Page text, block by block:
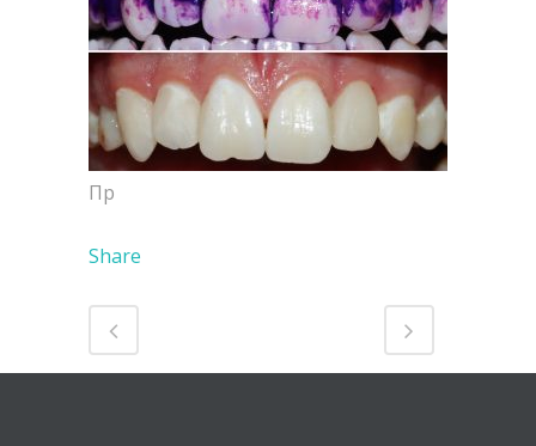
Пр
Share